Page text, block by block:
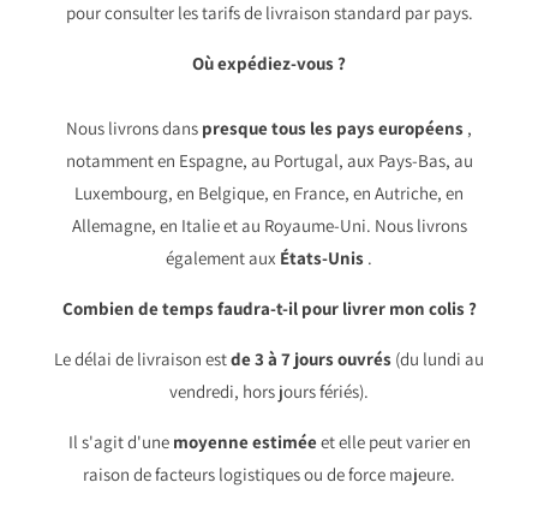
pour consulter les tarifs de livraison standard par pays.
Où expédiez-vous ?
Nous livrons dans presque tous les pays européens ,
notamment en Espagne, au Portugal, aux Pays-Bas, au
Luxembourg, en Belgique, en France, en Autriche, en
Allemagne, en Italie et au Royaume-Uni. Nous livrons
également aux États-Unis .
Combien de temps faudra-t-il pour livrer mon colis ?
Le délai de livraison estde 3 à 7 jours ouvrés (du lundi au
vendredi, hors jours fériés).
Il s'agit d'une moyenne estiméeet elle peut varier en
raison de facteurs logistiques ou de force majeure.